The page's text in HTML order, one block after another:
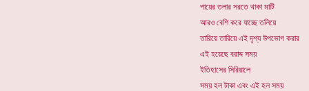
পায়ের তলার সরতে থাকা মাটি
আরও বেশি করে যাচ্ছে তলিয়ে
তারিয়ে তারিয়ে এই দৃশ্য উপভোগ করার
এই হয়েছে বরাদ্দ সময়
ইতিহাসের সিরিয়ালে
সময় হল টাকা এবং এই হল সময়